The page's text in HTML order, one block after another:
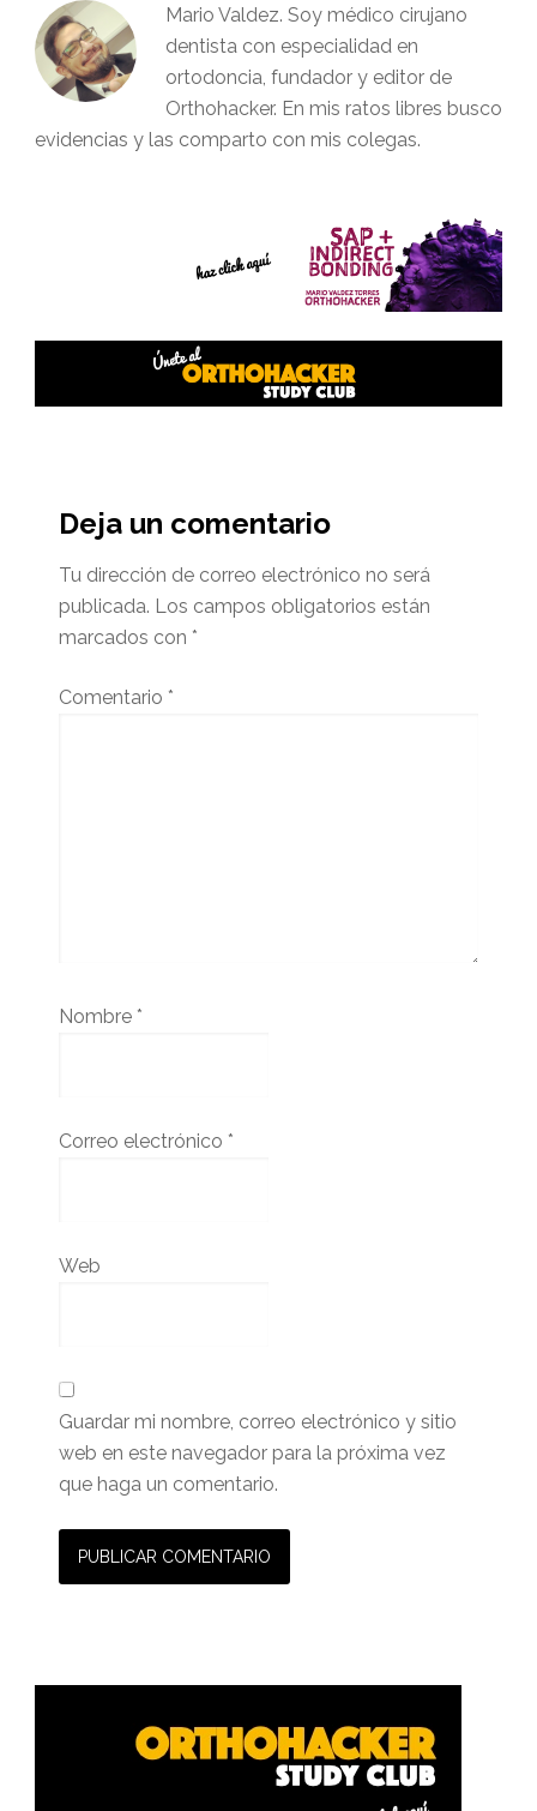
Mario Valdez. Soy médico cirujano
dentista con especialidad en
ortodoncia, fundador y editor de
Orthohacker. En mis ratos libres busco
evidencias y las comparto con mis colegas.
del
lector
Deja un comentario
Tu dirección de correo electrónico no será
publicada. Los campos obligatorios están
marcados con *
Comentario *
Nombre *
Correo electrónico *
Web
Guardar mi nombre, correo electrónico y sitio
web en este navegador para la próxima vez
que haga un comentario.
Barra
primaria